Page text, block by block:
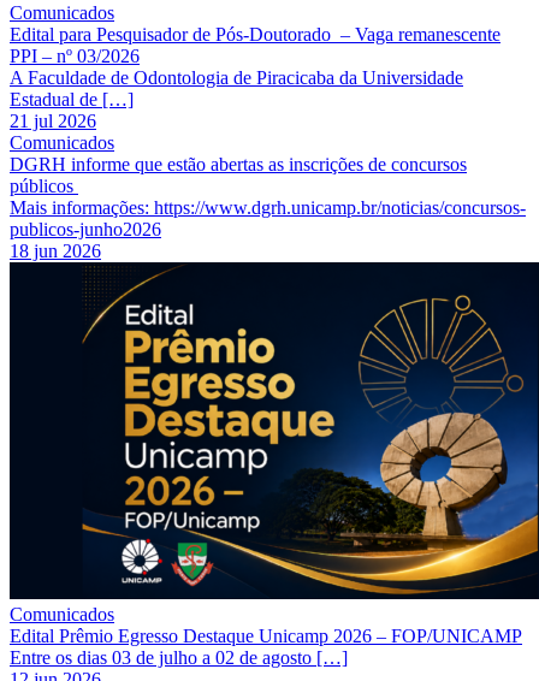
Comunicados
Edital para Pesquisador de Pós-Doutorado – Vaga remanescente
PPI – nº 03/2026
A Faculdade de Odontologia de Piracicaba da Universidade
Estadual de […]
21 jul 2026
Comunicados
DGRH informe que estão abertas as inscrições de concursos
públicos
Mais informações: https://www.dgrh.unicamp.br/noticias/concursos-
publicos-junho2026
18 jun 2026
Comunicados
Edital Prêmio Egresso Destaque Unicamp 2026 – FOP/UNICAMP
Entre os dias 03 de julho a 02 de agosto […]